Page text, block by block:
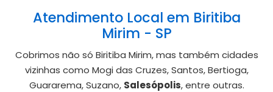
Atendimento Local em Biritiba
Mirim - SP
Cobrimos não só Biritiba Mirim, mas também cidades
vizinhas como Mogi das Cruzes, Santos, Bertioga,
Guararema, Suzano, Salesópolis, entre outras.